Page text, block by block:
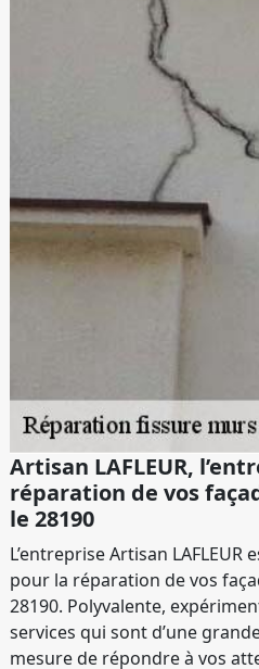
Artisan LAFLEUR,
réparation de vos
le 28190
L’entreprise Artisan
pour la réparation de vos
28190. Polyvalente,
services qui sont d’une
mesure de répondre à vos